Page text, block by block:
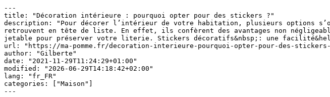
---
title: "Décoration intérieure : pourquoi opter pour des stickers ?"
description: "Pour décorer l’intérieur de votre habitation, plusieurs options
retrouvent en tête de liste. En effet, ils confèrent des avantages non
jetable pour préserver votre literie. Stickers décoratifs&nbsp;: une
url: "https://ma-pomme.fr/decoration-interieure-pourquoi-opter-pour-des-stickers-
author: "Gilberte"
date: "2021-11-29T11:24:29+01:00"
modified: "2026-06-29T14:18:42+02:00"
lang: "fr_FR"
categories: ["Maison"]
---